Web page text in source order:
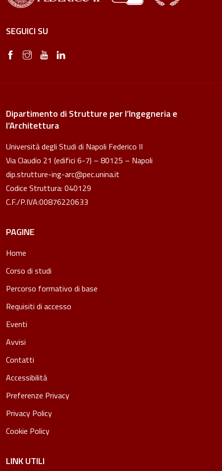
SEGUICI SU
Dipartimento di Strutture per l’Ingegneria e
l’Architettura
Università degli Studi di Napoli Federico II
Via Claudio 21 (edifici 6-7) – 80125 – Napoli
dip.strutture-ing-arc@pec.unina.it
Codice Struttura: 040129
C.F./P.IVA:00876220633
PAGINE
Home
Corso di studi
Percorso formativo di base
Requisiti di accesso
Eventi
Avvisi
Contatti
Accessibilità
Preferenze Privacy
Privacy Policy
Cookie Policy
LINK UTILI